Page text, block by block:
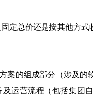
定总价还是按其他方
案的组成部分（涉及的
运营流程（包括集团